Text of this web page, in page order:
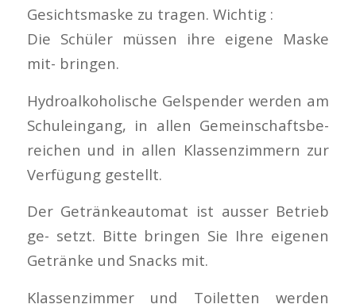
Gesichtsmaske zu tragen. Wichtig :
Die Schüler müssen ihre eigene Maske
mit- bringen.
Hydroalkoholische Gelspender werden am
Schuleingang, in allen Gemeinschaftsbe-
reichen und in allen Klassenzimmern zur
Verfügung gestellt.
Der Getränkeautomat ist ausser Betrieb
ge- setzt. Bitte bringen Sie Ihre eigenen
Getränke und Snacks mit.
Klassenzimmer und Toiletten werden